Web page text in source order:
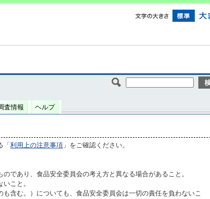
査情報 ヘルプ
「 利用上の注意事項 」をご確認ください。
であり、食品安全委員会の考え方と異なる場合があること。
こと。
含む。）についても、食品安全委員会は一切の責任を負わないこ